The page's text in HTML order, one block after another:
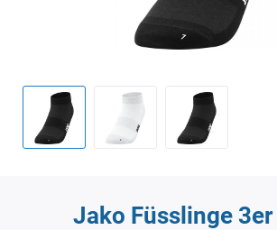
Jako Füsslinge